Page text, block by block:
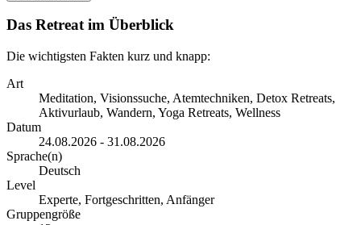
Das Retreat im Überblick
Die wichtigsten Fakten kurz und knapp:
Art
Meditation, Visionssuche, Atemtechniken, Detox Retreats,
Aktivurlaub, Wandern, Yoga Retreats, Wellness
Datum
24.08.2026 - 31.08.2026
Sprache(n)
Deutsch
Level
Experte, Fortgeschritten, Anfänger
Gruppengröße